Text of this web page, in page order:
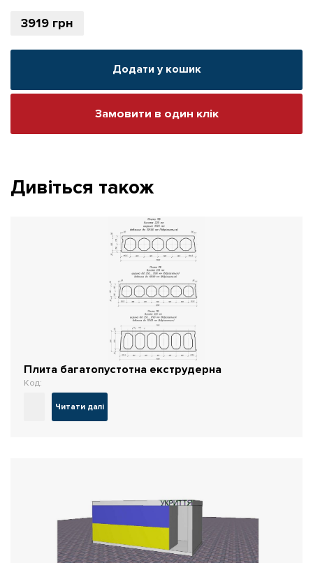
3919 грн
Додати у кошик
Замовити в один клік
Дивіться також
Плита багатопустотна екструдерна
Код:
Читати далі